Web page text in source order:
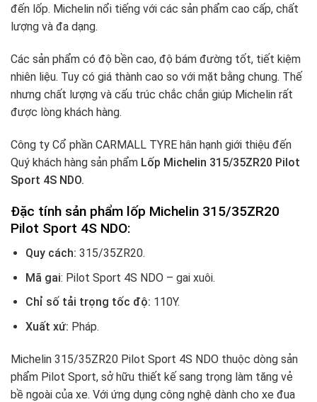
đến lốp. Michelin nổi tiếng với các sản phẩm cao cấp, chất
lượng và đa dạng.
Các sản phẩm có độ bền cao, độ bám đường tốt, tiết kiệm
nhiên liệu. Tuy có giá thành cao so với mặt bằng chung. Thế
nhưng chất lượng và cấu trúc chắc chắn giúp Michelin rất
được lòng khách hàng.
Công ty Cổ phần CARMALL TYRE hân hạnh giới thiệu đến
Quý khách hàng sản phẩm Lốp Michelin 315/35ZR20 Pilot
Sport 4S NDO.
Đặc tính sản phẩm lốp Michelin 315/35ZR20
Pilot Sport 4S NDO:
Quy cách: 315/35ZR20.
Mã gai: Pilot Sport 4S NDO – gai xuôi.
Chỉ số tải trọng tốc độ: 110Y.
Xuất xứ: Pháp.
Michelin 315/35ZR20 Pilot Sport 4S NDO thuộc dòng sản
phẩm Pilot Sport, sở hữu thiết kế sang trọng làm tăng vẻ
bề ngoài của xe. Với ứng dụng công nghệ dành cho xe đua